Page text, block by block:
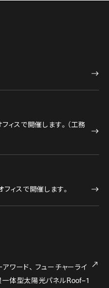
ィスで開催します。（工務
フィスで開催します。
ワード、 フューチャーライ
一体型太陽光パネルRoof–1